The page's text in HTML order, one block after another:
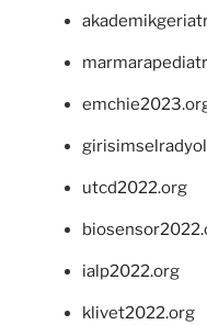
utcd2022.org
ialp2022.org
klivet2022.org